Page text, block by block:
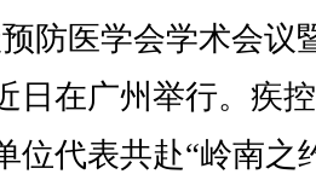
防医学会学术会议
日在广州举行。疾
位代表共赴“岭南之